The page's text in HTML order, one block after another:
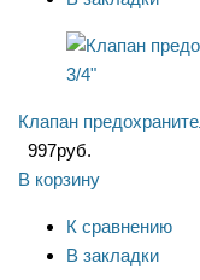
Клапан
997руб.
В корзину
К сравнению
В закладки